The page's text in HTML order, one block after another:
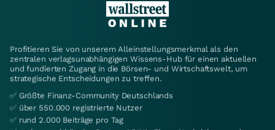
Profitieren Sie von unserem Alleinstellungsmerkmal als den
zentralen verlagsunabhängigen Wissens-Hub für einen aktuellen
und fundierten Zugang in die Börsen- und Wirtschaftswelt, um
strategische Entscheidungen zu treffen.
✅ Größte Finanz-Community Deutschlands
✅ über 550.000 registrierte Nutzer
✅ rund 2.000 Beiträge pro Tag